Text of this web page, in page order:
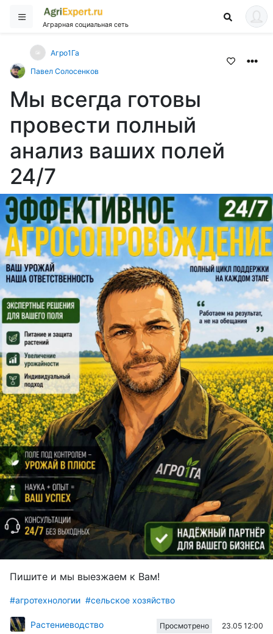
Аграрная социальная сеть
Агро1Га
Павел Солосенков
Мы всегда готовы
провести полный
анализ ваших полей
24/7
Пишите и мы выезжаем к Вам!
#агротехнологии #сельское хозяйство
Растениеводство Просмотрено 23.05 12:00